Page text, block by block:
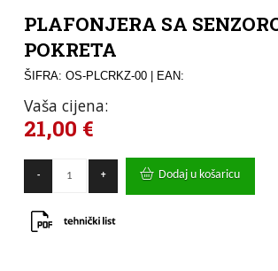
PLAFONJERA SA
POKRETA
ŠIFRA: OS-PLCRKZ-00| EAN:
Vaša cijena:
21,00 €
-
SENZOROM
količina
+ Dodaj u košaricu